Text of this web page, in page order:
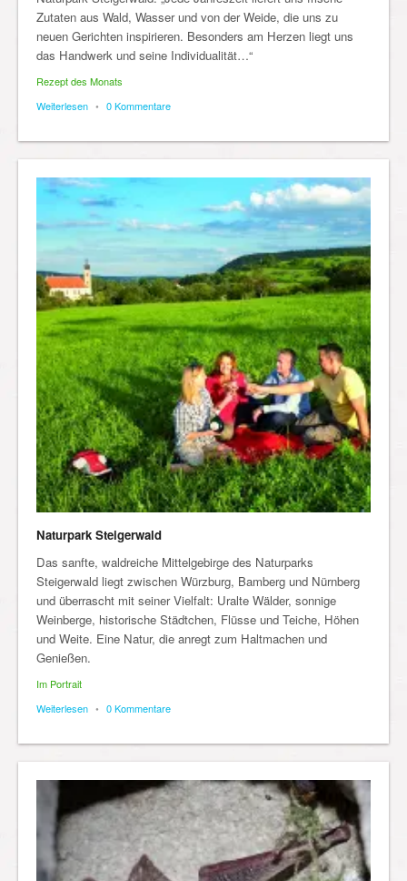
Zutaten aus Wald, Wasser und von der Weide, die uns zu
neuen Gerichten inspirieren. Besonders am Herzen liegt uns
das Handwerk und seine Individualität…“
Rezept des Monats
Weiterlesen • 0 Kommentare
Naturpark Steigerwald
Das sanfte, waldreiche Mittelgebirge des Naturparks
Steigerwald liegt zwischen Würzburg, Bamberg und Nürnberg
und überrascht mit seiner Vielfalt: Uralte Wälder, sonnige
Weinberge, historische Städtchen, Flüsse und Teiche, Höhen
und Weite. Eine Natur, die anregt zum Haltmachen und
Genießen.
Im Portrait
Weiterlesen • 0 Kommentare